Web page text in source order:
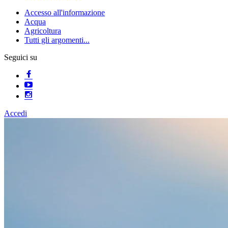
Accesso all'informazione
Acqua
Agricoltura
Tutti gli argomenti...
Seguici su
Accedi